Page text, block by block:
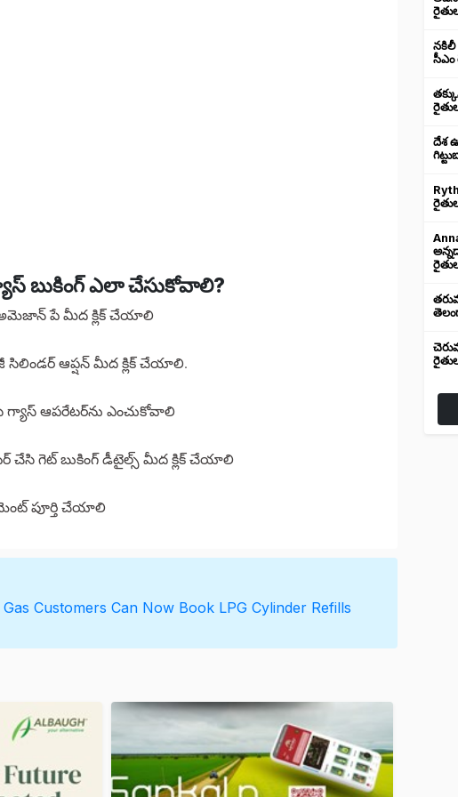
బుకింగ్ ఎలా చేసుకోవాలి?
పే మీద క్లిక్ చేయాలి
సిలిండర్ ఆప్షన్ మీద క్లిక్ చేయాలి.
గ్యాస్ ఆపరేటర్‌ను ఎంచుకోవాలి
చేసి గెట్ బుకింగ్ డీటైల్స్ మీద క్లిక్ చేయాలి
పూర్తి చేయాలి
Customers Can Now Book LPG Cylinder Refills
నకిలీ
సీఎం
దేశ